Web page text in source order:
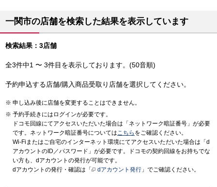
一関市の店舗を検索した結果を表示しています
検索結果：3店舗
全3件中1 〜 3件目を表示しております。(50音順)
予約申込する店舗/購入商品受取り店舗を選択してください。
申し込み後に店舗を変更することはできません。
予約手続きにはログインが必要です。
ドコモ回線にてアクセスいただいた場合は「ネットワーク暗証番号」が必要
です。ネットワーク暗証番号についてはこちら をご確認ください。
Wi-Fiまたはご自宅のインターネット環境にてアクセスいただいた場合は「d
アカウントのID／パスワード」が必要です。ドコモの契約回線をお持ちでな
い方も、dアカウントの発行が可能です。
dアカウントの発行・確認は「
dアカウント発行 」でご確認ください。